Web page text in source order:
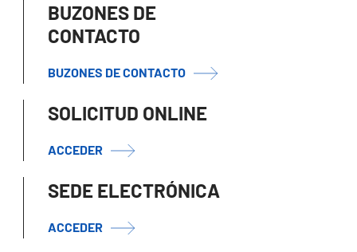
BUZONES DE
CONTACTO
BUZONES DE CONTACTO
SOLICITUD ONLINE
ACCEDER
SEDE ELECTRÓNICA
ACCEDER